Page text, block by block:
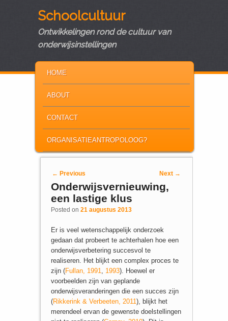
Schoolcultuur
Ontwikkelingen rond de cultuur van
onderwijsinstellingen
SKIP TO PRIMARY CONTENT
SKIP TO SECONDARY CONTENT
HOME
ABOUT
CONTACT
ORGANISATIEANTROPOLOOG?
Post navigation
← Previous Next →
Onderwijsvernieuwing,
een lastige klus
Posted on 21 augustus 2013
Er is veel wetenschappelijk onderzoek
gedaan dat probeert te achterhalen hoe een
onderwijsverbetering succesvol te
realiseren. Het blijkt een complex proces te
zijn (Fullan, 1991, 1993). Hoewel er
voorbeelden zijn van geplande
onderwijsveranderingen die een succes zijn
(Rikkerink & Verbeeten, 2011), blijkt het
merendeel ervan de gewenste doelstellingen